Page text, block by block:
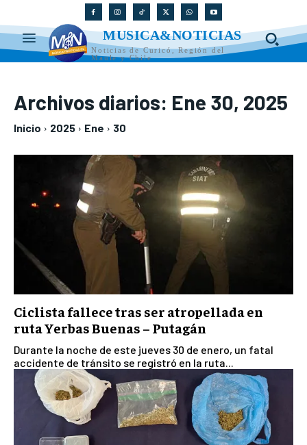
MUSICA&NOTICIAS
Noticias de Curicó, Región del
Maule y Chile
Archivos diarios: Ene 30, 2025
Inicio 2025 Ene 30
Ciclista fallece tras ser atropellada en
ruta Yerbas Buenas – Putagán
Durante la noche de este jueves 30 de enero, un fatal
accidente de tránsito se registró en la ruta...